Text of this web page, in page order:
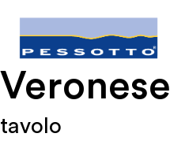
Veronese
tavolo